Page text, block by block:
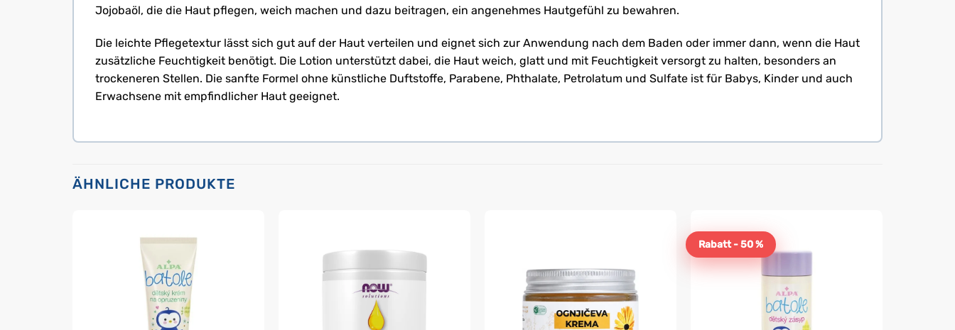
Jojobaöl, die die Haut pflegen, weich machen und dazu beitragen, ein angenehmes Hautgefühl zu bewahren.
Die leichte Pflegetextur lässt sich gut auf der Haut verteilen und eignet sich zur Anwendung nach dem Baden oder immer dann, wenn die Haut
zusätzliche Feuchtigkeit benötigt. Die Lotion unterstützt dabei, die Haut weich, glatt und mit Feuchtigkeit versorgt zu halten, besonders an
trockeneren Stellen. Die sanfte Formel ohne künstliche Duftstoffe, Parabene, Phthalate, Petrolatum und Sulfate ist für Babys, Kinder und auch
Erwachsene mit empfindlicher Haut geeignet.
ÄHNLICHE PRODUKTE
Rabatt - 50 %